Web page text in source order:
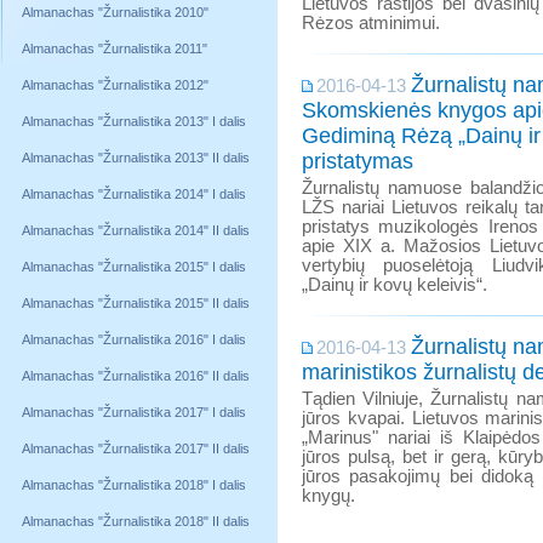
Almanachas "Žurnalistika 2010"
Almanachas "Žurnalistika 2011"
Almanachas "Žurnalistika 2012"
Almanachas "Žurnalistika 2013" I dalis
Almanachas "Žurnalistika 2013" II dalis
Almanachas "Žurnalistika 2014" I dalis
Almanachas "Žurnalistika 2014" II dalis
Almanachas "Žurnalistika 2015" I dalis
Almanachas "Žurnalistika 2015" II dalis
Almanachas "Žurnalistika 2016" I dalis
Almanachas "Žurnalistika 2016" II dalis
Almanachas "Žurnalistika 2017" I dalis
Almanachas "Žurnalistika 2017" II dalis
Almanachas "Žurnalistika 2018" I dalis
Almanachas "Žurnalistika 2018" II dalis
Rėzos atminimui.
2016-04-13 Žurnalistų
Skomskienės knygos
Gediminą Rėzą „Dainų
pristatymas
Žurnalistų namuose
LŽS nariai Lietuvos reikalų
pristatys muzikologės
apie XIX a. Mažosios
vertybių puoselėtoją
„Dainų ir kovų keleivis“.
2016-04-13 Žurnalistų
marinistikos žurnalistų
Tądien Vilniuje, Žurnalistų
jūros kvapai. Lietuvos
„Marinus" nariai iš
jūros pulsą, bet ir gerą,
jūros pasakojimų bei didoką
knygų.